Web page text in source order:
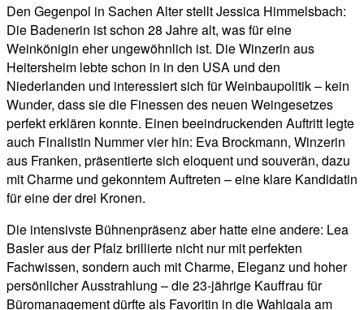
Den Gegenpol in Sachen Alter stellt Jessica Himmelsbach:
Die Badenerin ist schon 28 Jahre alt, was für eine
Weinkönigin eher ungewöhnlich ist. Die Winzerin aus
Heitersheim lebte schon in in den USA und den
Niederlanden und interessiert sich für Weinbaupolitik – kein
Wunder, dass sie die Finessen des neuen Weingesetzes
perfekt erklären konnte. Einen beeindruckenden Auftritt legte
auch Finalistin Nummer vier hin: Eva Brockmann, Winzerin
aus Franken, präsentierte sich eloquent und souverän, dazu
mit Charme und gekonntem Auftreten – eine klare Kandidatin
für eine der drei Kronen.
Die intensivste Bühnenpräsenz aber hatte eine andere: Lea
Basler aus der Pfalz brillierte nicht nur mit perfekten
Fachwissen, sondern auch mit Charme, Eleganz und hoher
persönlicher Ausstrahlung – die 23-jährige Kauffrau für
Büromanagement dürfte als Favoritin in die Wahlgala am